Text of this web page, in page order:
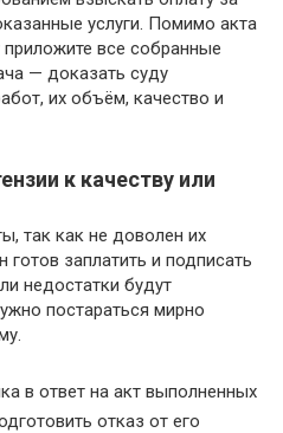
услуги. Помимо акта
все собранные
— доказать суду
их объём, качество и
к качеству или
так как не доволен их
заплатить и подписать
недостатки будут
постараться мирно
в ответ на акт выполненных
отказ от его